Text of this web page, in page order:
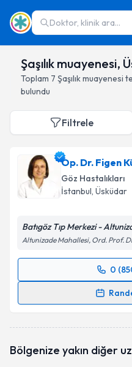
Doktor, klinik ara...
Şaşılık muayenesi,
Toplam 7 Şaşılık muayenesi
bulundu
Filtrele
Op. Dr. Figen
Göz Hastalıkları
İstanbul, Üsküdar
Batıgöz Tıp Merkezi -
Altunizade Mahallesi, Ord. Prof.
0
Randevu Takvimi
oluşturun. Size bu
Bölgenize yakın diğer